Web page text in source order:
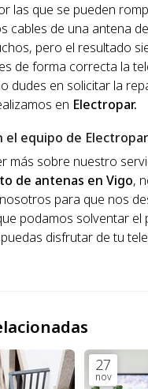
las que se pueden
cables de una antena
pero el resultado
de forma correcta la
dudes en solicitar la
en Electropar.
el equipo de
más sobre nuestro
de antenas en Vigo,
para que nos
podamos solventar el
disfrutar de tu
27
nov